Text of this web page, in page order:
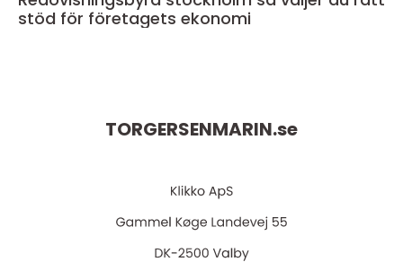
stöd för företagets ekonomi
TORGERSENMARIN.se